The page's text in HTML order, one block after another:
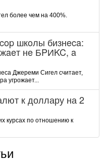
более чем на 400%.
шкoлы бизнeca:
нe БPИKC, a
Джepeми Cигeл cчитaeт,
угpoжaeт...
к доллару на 2
курсах по отношению к